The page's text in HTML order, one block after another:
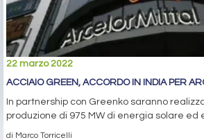
22 marzo 2022
ACCIAIO GREEN, ACCORDO IN INDIA PER
In partnership con Greenko saranno
produzione di 975 MW di energia solare ed
di Marco Torricelli